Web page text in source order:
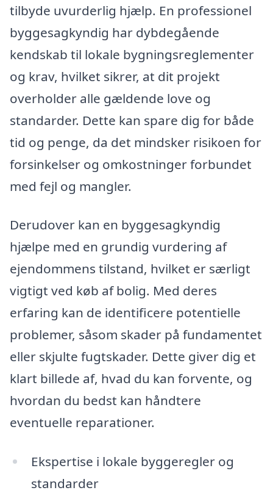
tilbyde uvurderlig hjælp. En professionel
byggesagkyndig har dybdegående
kendskab til lokale bygningsreglementer
og krav, hvilket sikrer, at dit projekt
overholder alle gældende love og
standarder. Dette kan spare dig for både
tid og penge, da det mindsker risikoen for
forsinkelser og omkostninger forbundet
med fejl og mangler.
Derudover kan en byggesagkyndig
hjælpe med en grundig vurdering af
ejendommens tilstand, hvilket er særligt
vigtigt ved køb af bolig. Med deres
erfaring kan de identificere potentielle
problemer, såsom skader på fundamentet
eller skjulte fugtskader. Dette giver dig et
klart billede af, hvad du kan forvente, og
hvordan du bedst kan håndtere
eventuelle reparationer.
Ekspertise i lokale byggeregler og
standarder